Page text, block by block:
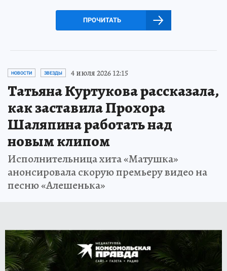
ПРОЧИТАТЬ
НОВОСТИ ЗВЕЗДЫ 4 июля 2026 12:15
Татьяна Куртукова рассказала,
как заставила Прохора
Шаляпина работать над
новым клипом
Исполнительница хита «Матушка»
анонсировала скорую премьеру видео на
песню «Алешенька»